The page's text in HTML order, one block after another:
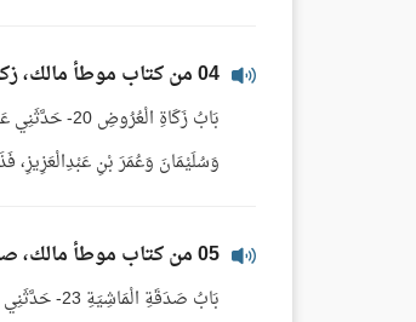
04 من كتاب موطأ مالك، زكاة العروض
بَابُ زَكَاةِ
وَسُلَيْمَانَ وَعُمَرَ بْنِ عَبْدِالْعَزِيزِ،
05 من كتاب موطأ مالك، صدقة الماشية
بَابُ